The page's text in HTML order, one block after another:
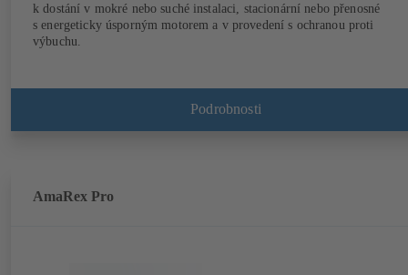
k dostání v mokré nebo suché instalaci, stacionární nebo přenosné
s energeticky úsporným motorem a v provedení s ochranou proti
výbuchu.
Podrobnosti
AmaRex Pro